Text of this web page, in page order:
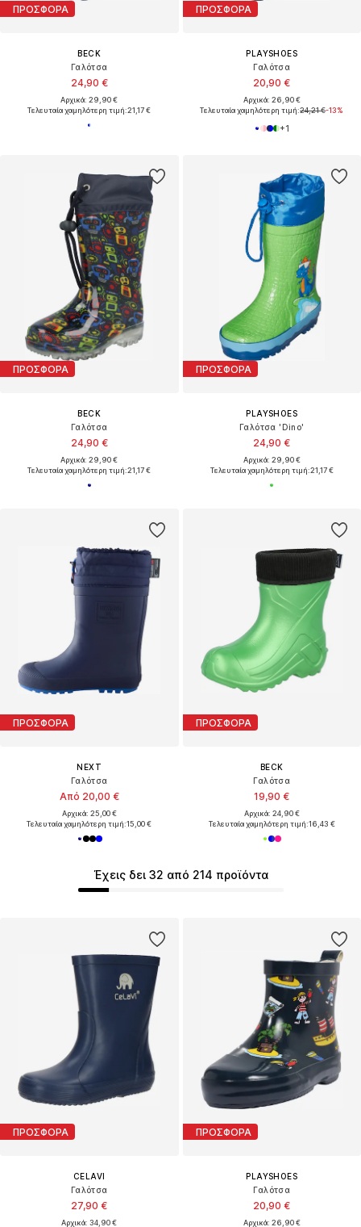
ΠΡΟΣΦΟΡΑ
BECK
Γαλότσα
24,90 €
Αρχικά: 29,90 €
Τελευταία χαμηλότερη τιμή:21,17 €
ΠΡΟΣΦΟΡΑ
PLAYSHOES
Γαλότσα
20,90 €
Αρχικά: 26,90 €
Τελευταία χαμηλότερη τιμή:24,21 €-13%
+1
ΠΡΟΣΦΟΡΑ
BECK
Γαλότσα
24,90 €
Αρχικά: 29,90 €
Τελευταία χαμηλότερη τιμή:21,17 €
ΠΡΟΣΦΟΡΑ
PLAYSHOES
Γαλότσα 'Dino'
24,90 €
Αρχικά: 29,90 €
Τελευταία χαμηλότερη τιμή:21,17 €
ΠΡΟΣΦΟΡΑ
NEXT
Γαλότσα
Από 20,00 €
Αρχικά: 25,00 €
Τελευταία χαμηλότερη τιμή:15,00 €
ΠΡΟΣΦΟΡΑ
BECK
Γαλότσα
19,90 €
Αρχικά: 24,90 €
Τελευταία χαμηλότερη τιμή:16,43 €
Έχεις δει 32 από 214 προϊόντα
ΠΡΟΣΦΟΡΑ
CELAVI
Γαλότσα
27,90 €
Αρχικά: 34,90 €
ΠΡΟΣΦΟΡΑ
PLAYSHOES
Γαλότσα
20,90 €
Αρχικά: 26,90 €